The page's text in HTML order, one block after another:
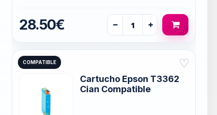
28.50€ − +
COMPATIBLE ♡
Cartucho Epson T3362
Cian Compatible